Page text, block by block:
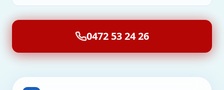
0472 53 24 26